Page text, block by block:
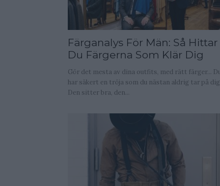
Färganalys För Män: Så Hittar
Du Färgerna Som Klär Dig
Gör det mesta av dina outfits, med rätt färger...
har säkert en tröja som du nästan aldrig tar på
Den sitter bra, den...